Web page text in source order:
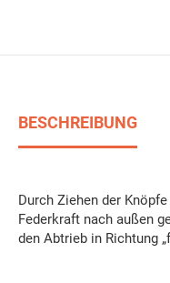
BESCHREIBUNG
Durch Ziehen der
Federkraft nach außen
den Abtrieb in Richtung